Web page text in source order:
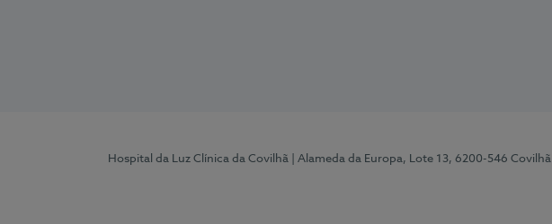
Hospital da Luz Clínica da Covilhã | Alameda da Europa, Lote 13, 6200-546 Covilhã